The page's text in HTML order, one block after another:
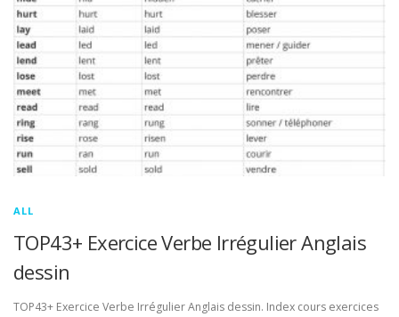
ALL
TOP43+ Exercice Verbe Irrégulier Anglais
dessin
TOP43+ Exercice Verbe Irrégulier Anglais dessin. Index cours exercices